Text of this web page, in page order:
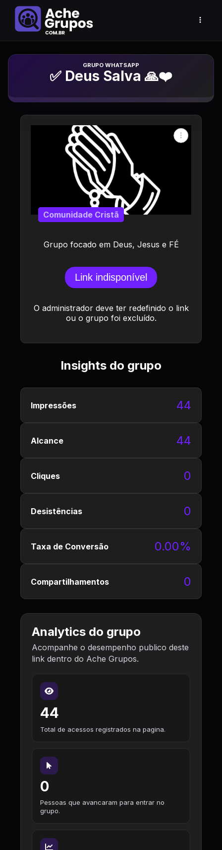
Grupo de Whatsapp
✅ Deus Salva 🙏❤️
Grupo focado em Deus, Jesus e FÉ
Comunidade Cristã
Link indisponível
O administrador deve ter redefinido o link
ou o grupo foi excluído.
Insights do grupo
Impressões 44
Alcance 44
Cliques 0
Desistências 0
Taxa de Conversão 0.00%
Compartilhamentos 0
Analytics do grupo
Acompanhe o desempenho publico deste
link dentro do Ache Grupos.
44
Total de acessos registrados na pagina.
0
Pessoas que avancaram para entrar no
grupo.